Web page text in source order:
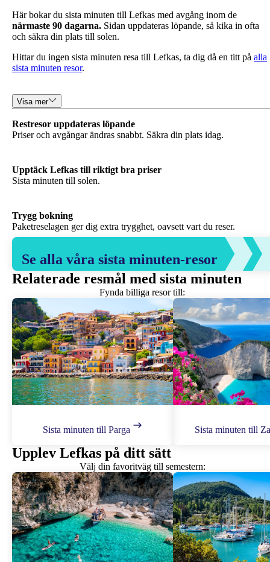
Här bokar du sista minuten till Lefkas med avgång inom de
närmaste 90 dagarna. Sidan uppdateras löpande, så kika in ofta
och säkra din plats till solen.
Hittar du ingen sista minuten resa till Lefkas, ta dig då en titt på alla
sista minuten resor.
Visa mer
Priser och avgångar ändras snabbt. Säkra din plats idag.
Upptäck Lefkas till riktigt bra priser
Sista minuten till solen.
Paketreselagen ger dig extra trygghet, oavsett vart du reser.
Se alla våra sista minuten-resor
Relaterade resmål med sista minuten
Fynda billiga resor till:
Sista minuten till Parga Sista minuten till
Upplev Lefkas på ditt sätt
Välj din favoritväg till semestern: